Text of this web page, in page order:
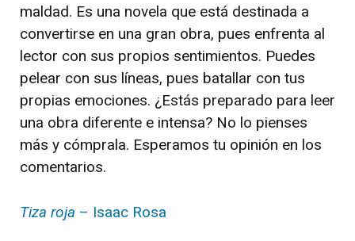
maldad. Es una novela que está destinada a
convertirse en una gran obra, pues enfrenta al
lector con sus propios sentimientos. Puedes
pelear con sus líneas, pues batallar con tus
propias emociones. ¿Estás preparado para leer
una obra diferente e intensa? No lo pienses
más y cómprala. Esperamos tu opinión en los
comentarios.
Tiza roja – Isaac Rosa